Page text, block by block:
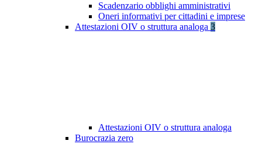
Scadenzario obblighi amministrativi
Oneri informativi per cittadini e imprese
Attestazioni OIV o struttura analoga 3
Attestazioni OIV o struttura analoga
Burocrazia zero